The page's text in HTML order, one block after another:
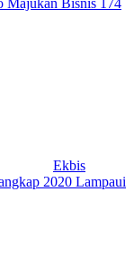
Ekbis
2020 Lampaui